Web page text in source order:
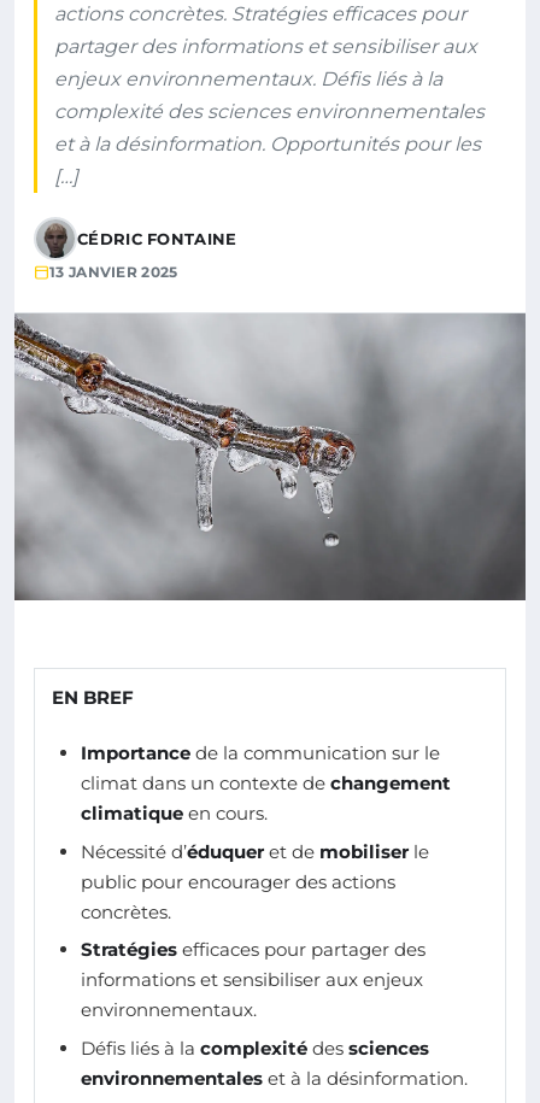
actions concrètes. Stratégies efficaces pour
partager des informations et sensibiliser aux
enjeux environnementaux. Défis liés à la
complexité des sciences environnementales
et à la désinformation. Opportunités pour les
[…]
CÉDRIC FONTAINE
13 JANVIER 2025
EN BREF
Importance de la communication sur le
climat dans un contexte de changement
climatique en cours.
Nécessité d’éduquer et de mobiliser le
public pour encourager des actions
concrètes.
Stratégies efficaces pour partager des
informations et sensibiliser aux enjeux
environnementaux.
Défis liés à la complexité des sciences
environnementales et à la désinformation.